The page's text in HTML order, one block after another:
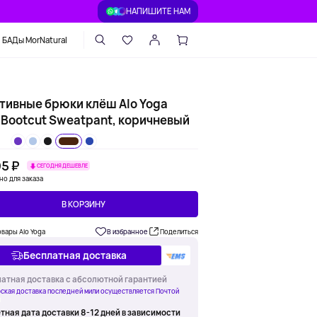
НАПИШИТЕ НАМ
БАДы MorNatural
брюки клёш Alo Yoga
Bootcut Sweatpant, коричневый
₽ СЕГОДНЯ ДЕШЕВЛЕ
для заказа
В КОРЗИНУ
Alo Yoga В избранное Поделиться
Бесплатная доставка
доставка с абсолютной гарантией
доставка последней мили осуществляется Почтой
дата доставки 8-12 дней в зависимости